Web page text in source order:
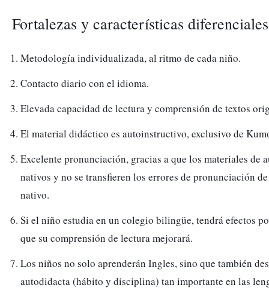
Fortalezas y características
Metodología individualizada, al ritmo de cada niño.
Contacto diario con el idioma.
Elevada capacidad de lectura y comprensión de textos
El material didáctico es autoinstructivo, exclusivo de
Excelente pronunciación, gracias a que los materiales de
nativos y no se transfieren los errores de pronunciación
nativo.
Si el niño estudia en un colegio bilingüe, tendrá efectos
que su comprensión de lectura mejorará.
Los niños no solo aprenderán Ingles, sino que también
autodidacta (hábito y disciplina) tan importante en las